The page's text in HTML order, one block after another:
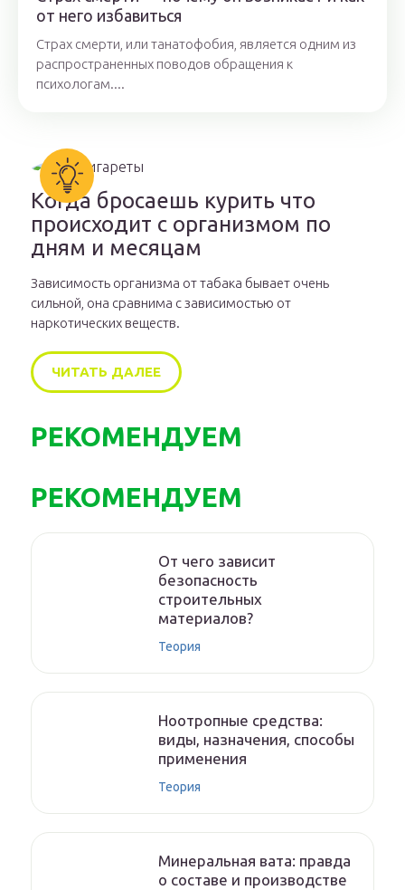
от него избавиться
Страх смерти, или танатофобия, является одним из
распространенных поводов обращения к
психологам....
Когда бросаешь курить что
происходит с организмом по
дням и месяцам
Зависимость организма от табака бывает очень
сильной, она сравнима с зависимостью от
наркотических веществ.
ЧИТАТЬ ДАЛЕЕ
РЕКОМЕНДУЕМ
РЕКОМЕНДУЕМ
От чего зависит
безопасность
строительных
материалов?
Теория
Ноотропные средства:
виды, назначения, способы
применения
Теория
Минеральная вата: правда
о составе и производстве